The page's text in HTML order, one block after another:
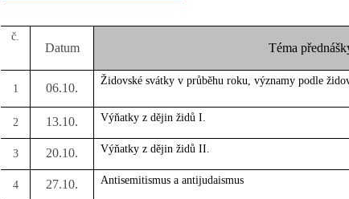
č.
Datum Téma
1 06.10.
Židovské svátky v průběhu roku, významy podle
2 13.10. Výňatky z dějin židů I.
3 20.10. Výňatky z dějin židů II.
4 27.10. Antisemitismus a antijudaismus